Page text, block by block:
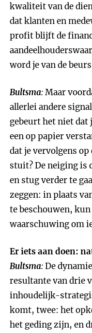
kwaliteit van de
dat klanten en
profit blijft de
word je van de
Bultsma:Maar
allerlei andere
gebeurt het niet dat
een op papier
dat je vervolgens
stuit? De neiging is
en stug verder te
zeggen: in plaats
te beschouwen,
waarschuwing om
Er iets aan doen:
Bultsma:De
resultante van drie
inhoudelijk-
komt, twee: het
het geding zijn, en